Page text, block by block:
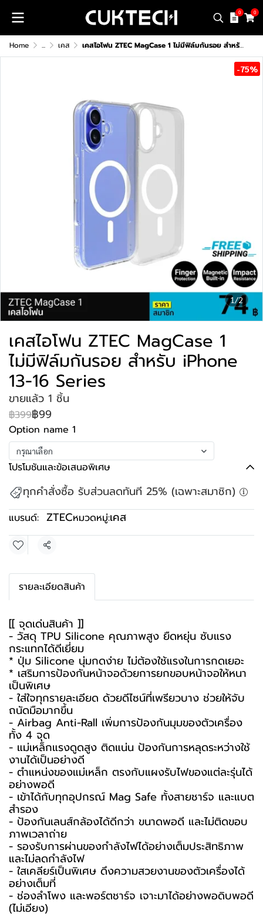
0 0
Home ... เคส เคสไอโฟน ZTEC MagCase 1 ไม่มีฟิล์มกันรอย สำหรับ iPhone 13-16 Series
1/2
-75%
เคสไอโฟน ZTEC MagCase 1
ไม่มีฟิล์มกันรอย สำหรับ iPhone
13-16 Series
ขายแล้ว 1 ชิ้น
฿399฿99
Option name 1
กรุณาเลือก
โปรโมชันและข้อเสนอพิเศษ
ทุกคำสั่งซื้อ รับส่วนลดทันที 25% (เฉพาะสมาชิก)
แบรนด์: ZTECหมวดหมู่:เคส
แชร์
รายละเอียดสินค้า
[[ จุดเด่นสินค้า ]]
- วัสดุ TPU Silicone คุณภาพสูง ยืดหยุ่น ซับแรง
กระแทกได้ดีเยี่ยม
* ปุ่ม Silicone นุ่มกดง่าย ไม่ต้องใช้แรงในการกดเยอะ
* เสริมการป้องกันหน้าจอด้วยการยกขอบหน้าจอให้หนา
เป็นพิเศษ
- ใส่ใจทุกรายละเอียด ด้วยดีไซน์ที่เพรียวบาง ช่วยให้จับ
ถนัดมือมากขึ้น
- Airbag Anti-Rall เพิ่มการป้องกันมุมของตัวเครื่อง
ทั้ง 4 จุด
- แม่เหล็กแรงดูดสูง ติดแน่น ป้องกันการหลุดระหว่างใช้
งานได้เป็นอย่างดี
- ตำแหน่งของแม่เหล็ก ตรงกับแผงรับไฟของแต่ละรุ่นได้
อย่างพอดี
- เข้าได้กับทุกอุปกรณ์ Mag Safe ทั้งสายชาร์จ และแบต
สำรอง
- ป้องกันเลนส์กล้องได้ดีกว่า ขนาดพอดี และไม่ติดขอบ
ภาพเวลาถ่าย
- รองรับการผ่านของกำลังไฟได้อย่างเต็มประสิทธิภาพ
และไม่ลดกำลังไฟ
- ใสเคลียร์เป็นพิเศษ ดึงความสวยงานของตัวเครื่องได้
อย่างเต็มที่
- ช่องลำโพง และพอร์ตชาร์จ เจาะมาได้อย่างพอดิบพอดี
(ไม่เอียง)